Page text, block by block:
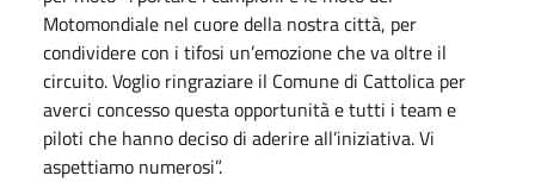
Motomondiale nel cuore della nostra città, per
condividere con i tifosi un’emozione che va oltre il
circuito. Voglio ringraziare il Comune di Cattolica per
averci concesso questa opportunità e tutti i team e
piloti che hanno deciso di aderire all’iniziativa. Vi
aspettiamo numerosi”.